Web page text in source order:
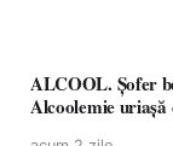
ALCOOL. Șofer
Alcoolemie uriașă